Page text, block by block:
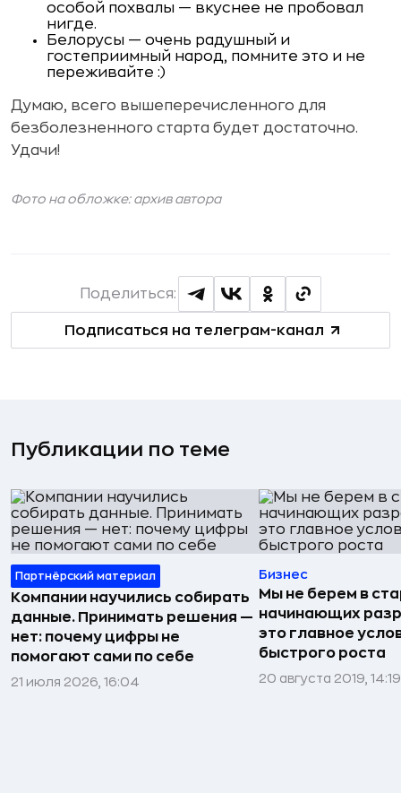
особой похвалы — вкуснее не пробовал
нигде.
Белорусы — очень радушный и
гостеприимный народ, помните это и не
переживайте :)
Думаю, всего вышеперечисленного для
безболезненного старта будет достаточно.
Удачи!
Фото на обложке: архив автора
Подписаться на телеграм-канал
Поделиться:
Публикации по теме
Партнёрский материал
Компании научились собирать
данные. Принимать решения —
нет: почему цифры не
помогают сами по себе
21 июля 2026, 16:04
Бизнес
Мы не берем в
начинающих
это главное
быстрого роста
20 августа 2019, 14:19